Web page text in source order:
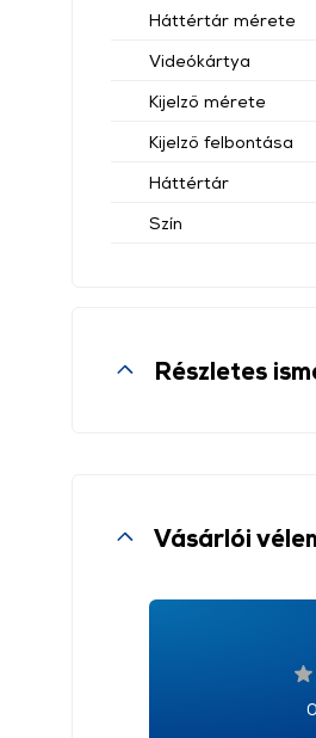
Háttértár mérete
Videókártya
Kijelző mérete
Kijelző felbontása
Háttértár
Szín
Részletes
Vásárlói